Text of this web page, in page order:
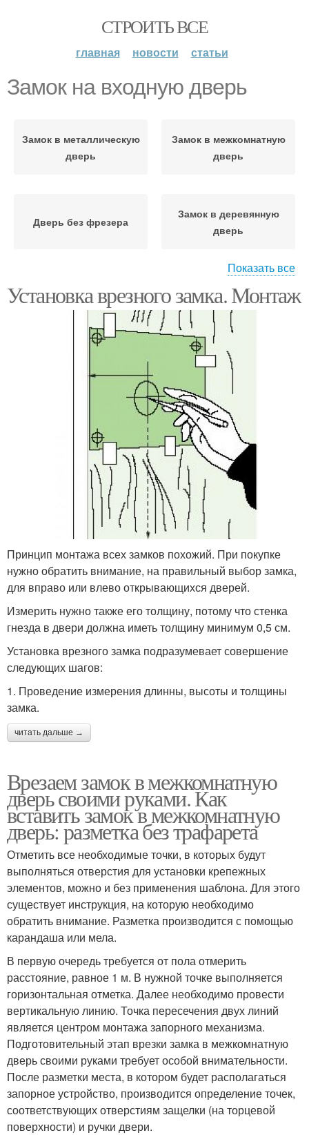
СТРОИТЬ ВСЕ
главная новости статьи
Замок на входную дверь
Замок в металлическую
дверь
Замок в межкомнатную
дверь
Дверь без фрезера
Замок в деревянную
дверь
Межкомнатные двери
Показать все
Установка врезного замка. Монтаж
Принцип монтажа всех замков похожий. При покупке
нужно обратить внимание, на правильный выбор замка,
для вправо или влево открывающихся дверей.
Измерить нужно также его толщину, потому что стенка
гнезда в двери должна иметь толщину минимум 0,5 см.
Установка врезного замка подразумевает совершение
следующих шагов:
1. Проведение измерения длинны, высоты и толщины
замка.
читать дальше →
Врезаем замок в межкомнатную
дверь своими руками. Как
вставить замок в межкомнатную
дверь: разметка без трафарета
Отметить все необходимые точки, в которых будут
выполняться отверстия для установки крепежных
элементов, можно и без применения шаблона. Для этого
существует инструкция, на которую необходимо
обратить внимание. Разметка производится с помощью
карандаша или мела.
В первую очередь требуется от пола отмерить
расстояние, равное 1 м. В нужной точке выполняется
горизонтальная отметка. Далее необходимо провести
вертикальную линию. Точка пересечения двух линий
является центром монтажа запорного механизма.
Подготовительный этап врезки замка в межкомнатную
дверь своими руками требует особой внимательности.
После разметки места, в котором будет располагаться
запорное устройство, производится определение точек,
соответствующих отверстиям защелки (на торцевой
поверхности) и ручки двери.